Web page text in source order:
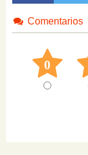
Comentarios
0